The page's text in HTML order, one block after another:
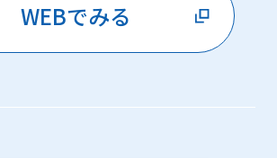
WEBでみる